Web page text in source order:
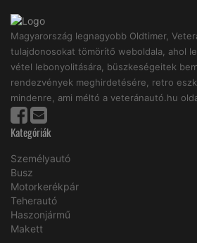
Magyarország legnagyobb Oldtimer,
tulajdonosokat tömörítő weboldala, ahol
vétel lebonyolitására, büszkeségeitek
rendezvények meghirdetésére, retro
mindenre, ami méltó a veteránautó.hu
Kategóriák
Személyautó
Busz
Motorkerékpár
Teherautó
Haszonjármű
Makett